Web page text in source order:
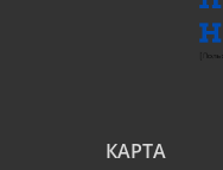
КАРТА